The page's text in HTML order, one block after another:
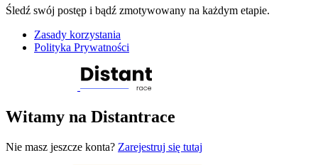
Śledź swój postęp i bądź zmotywowany na każdym etapie.
Zasady korzystania
Polityka Prywatności
Witamy na Distantrace
Nie masz jeszcze konta? Zarejestruj się tutaj